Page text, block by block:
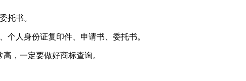
托书。
个人身份证复印件、申请书、委托书。
，一定要做好商标查询。